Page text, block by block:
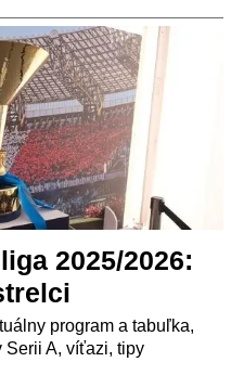
2025/2026:
program a tabuľka,
Serii A, víťazi, tipy